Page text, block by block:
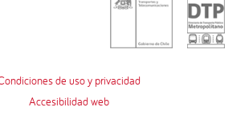
de uso y privacidad
Accesibilidad web